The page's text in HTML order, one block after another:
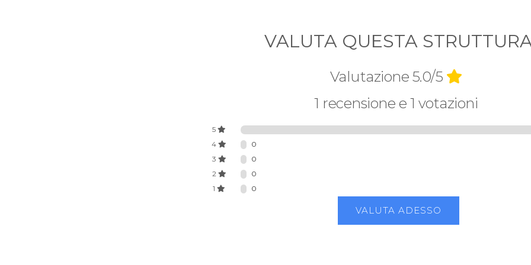
VALUTA QUESTA
Valutazione 5.0/5
1 recensione e 1 votazioni
5
4
0
3
0
2
0
1
0
VALUTA ADESSO